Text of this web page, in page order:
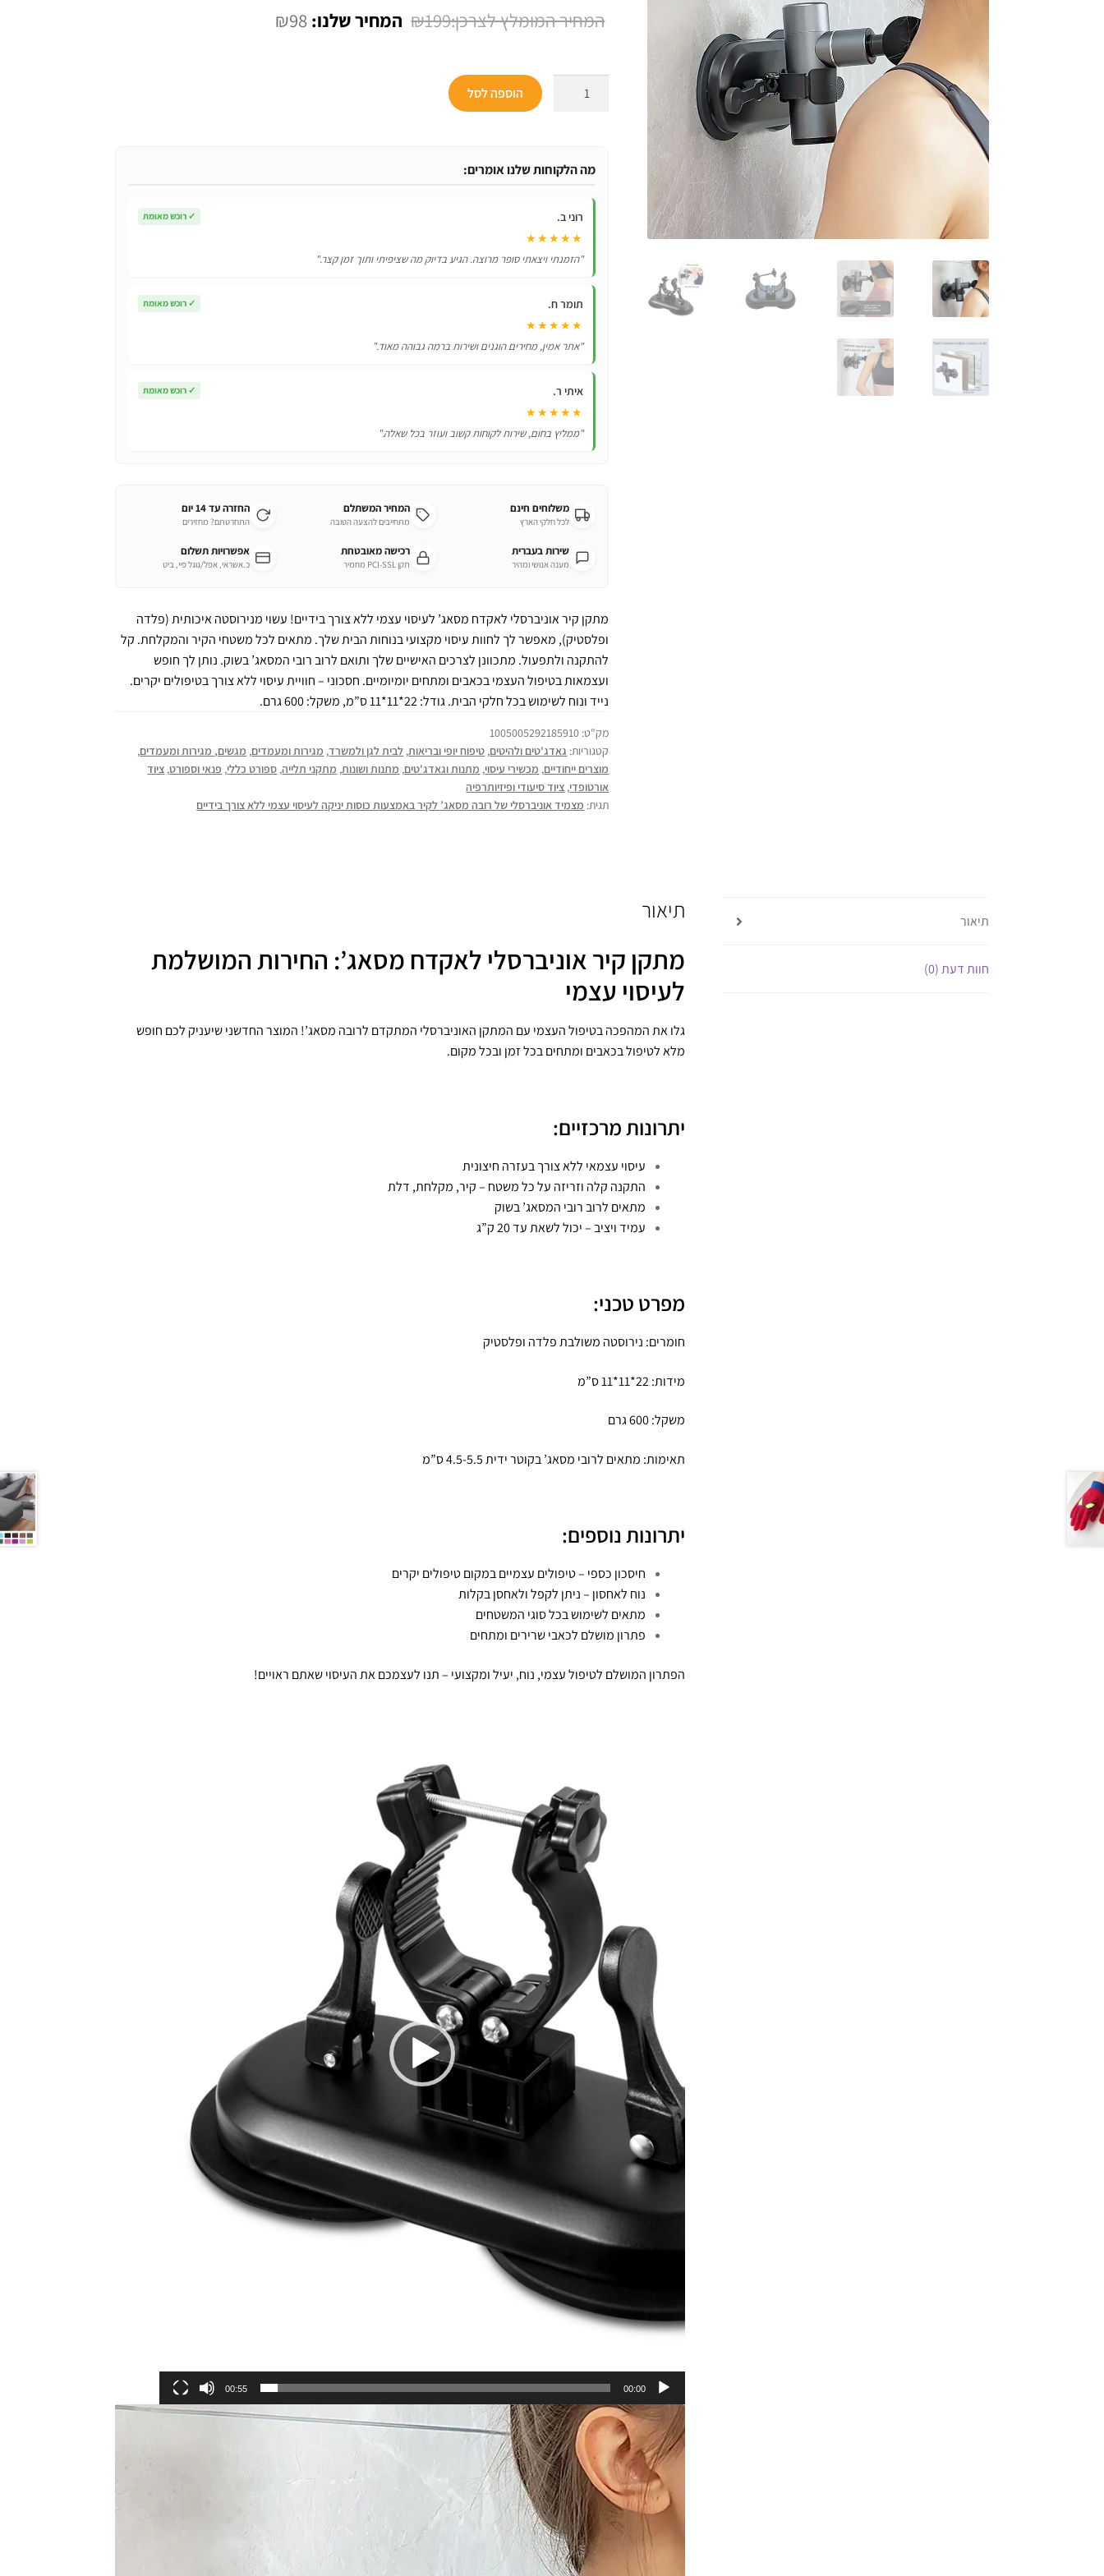
₪199
המחיר
₪98 המחיר
כמות
אוניברסלי
מסאג’
ללא
צורך
בידיים!
הוספה לסל
מה הלקוחות שלנו אומרים:
רוני ב. ✓ רוכש מאומת
★★★★★
"הזמנתי ויצאתי סופר מרוצה. הגיע בדיוק מה שציפיתי ותוך זמן קצר."
תומר ח. ✓ רוכש מאומת
★★★★★
"אתר אמין, מחירים הוגנים ושירות ברמה גבוהה מאוד."
איתי ר. ✓ רוכש מאומת
★★★★★
"ממליץ בחום, שירות לקוחות קשוב ועוזר בכל שאלה."
משלוחים חינם
לכל חלקי הארץ
המחיר המשתלם
מתחייבים להצעה הטובה
החזרה עד 14 יום
התחרטתם? מחזירים
שירות בעברית
מענה אנושי ומהיר
רכישה מאובטחת
תקן PCI-SSL מחמיר
אפשרויות תשלום
כ.אשראי, אפל/גוגל פיי, ביט
מתקן קיר אוניברסלי לאקדח מסאג’ לעיסוי עצמי ללא צורך בידיים! עשוי מנירוסטה איכותית (פלדה
ופלסטיק), מאפשר לך לחוות עיסוי מקצועי בנוחות הבית שלך. מתאים לכל משטחי הקיר והמקלחת. קל
להתקנה ולתפעול. מתכוונן לצרכים האישיים שלך ותואם לרוב רובי המסאג’ בשוק. נותן לך חופש
ועצמאות בטיפול העצמי בכאבים ומתחים יומיומיים. חסכוני – חוויית עיסוי ללא צורך בטיפולים יקרים.
נייד ונוח לשימוש בכל חלקי הבית. גודל: 22*11*11 ס”מ, משקל: 600 גרם.
מק"ט: 1005005292185910
קטגוריות: גאדג'טים ולהיטים, טיפוח יופי ובריאות, לבית לגן ולמשרד, מגירות ומעמדים, מגשים, מגירות ומעמדים,
מוצרים ייחודיים, מכשירי עיסוי, מתנות וגאדג'טים, מתנות ושונות, מתקני תלייה, ספורט כללי, פנאי וספורט, ציוד
אורטופדי, ציוד סיעודי ופיזיותרפיה
תגית: מצמיד אוניברסלי של רובה מסאג’ לקיר באמצעות כוסות יניקה לעיסוי עצמי ללא צורך בידיים
תיאור
חוות דעת (0)
תיאור
מתקן קיר אוניברסלי לאקדח מסאג’: החירות המושלמת
לעיסוי עצמי
גלו את המהפכה בטיפול העצמי עם המתקן האוניברסלי המתקדם לרובה מסאג’! המוצר החדשני שיעניק לכם חופש
מלא לטיפול בכאבים ומתחים בכל זמן ובכל מקום.
יתרונות מרכזיים:
עיסוי עצמאי ללא צורך בעזרה חיצונית
התקנה קלה וזריזה על כל משטח – קיר, מקלחת, דלת
מתאים לרוב רובי המסאג’ בשוק
עמיד ויציב – יכול לשאת עד 20 ק”ג
מפרט טכני:
חומרים: נירוסטה משולבת פלדה ופלסטיק
מידות: 22*11*11 ס”מ
משקל: 600 גרם
תאימות: מתאים לרובי מסאג’ בקוטר ידית 4.5-5.5 ס”מ
יתרונות נוספים:
חיסכון כספי – טיפולים עצמיים במקום טיפולים יקרים
נוח לאחסון – ניתן לקפל ולאחסן בקלות
מתאים לשימוש בכל סוגי המשטחים
פתרון מושלם לכאבי שרירים ומתחים
הפתרון המושלם לטיפול עצמי, נוח, יעיל ומקצועי – תנו לעצמכם את העיסוי שאתם ראויים!
00:00
00:55